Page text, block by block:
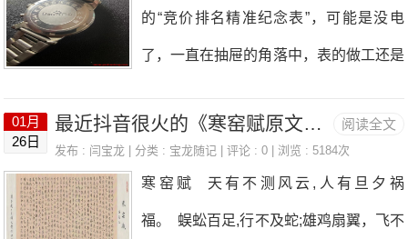
向。设计所需的各类插画元素，全部出自
网站设计师，保证品牌的独特性，省去客
实操，曾为多家无品牌基础、无重金宣传
步。我知道只有我的客户好，才会有我的
好！所谓的共赢也就是这样子的吧！很多
时候看到一些同行不顾职业操守，胡乱忽
悠客户，让客户花大钱去做一些不值得的
的“竞价排名精准纪念表”，可能是没电
了，一直在抽屉的角落中，表的做工还是
个表作为全国优秀的员工奖赏，另外一部
阅读全文
01月
26日
最近抖音很火的《寒窑赋原文》摘抄
发布 : 闫宝龙 | 分类 : 宝龙随记 | 评论 : 0 | 浏览 : 5184次
寒窑赋 天有不测风云,人有旦夕祸
福。 蜈蚣百足,行不及蛇;雄鸡扇翼，飞不